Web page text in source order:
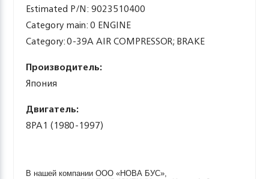
Estimated P/N: 9023510400
Category main: 0 ENGINE
Category: 0-39A AIR COMPRESSOR; BRAKE
Производитель:
Япония
Двигатель:
8PA1 (1980-1997)
В нашей компании ООО «НОВА БУС»,